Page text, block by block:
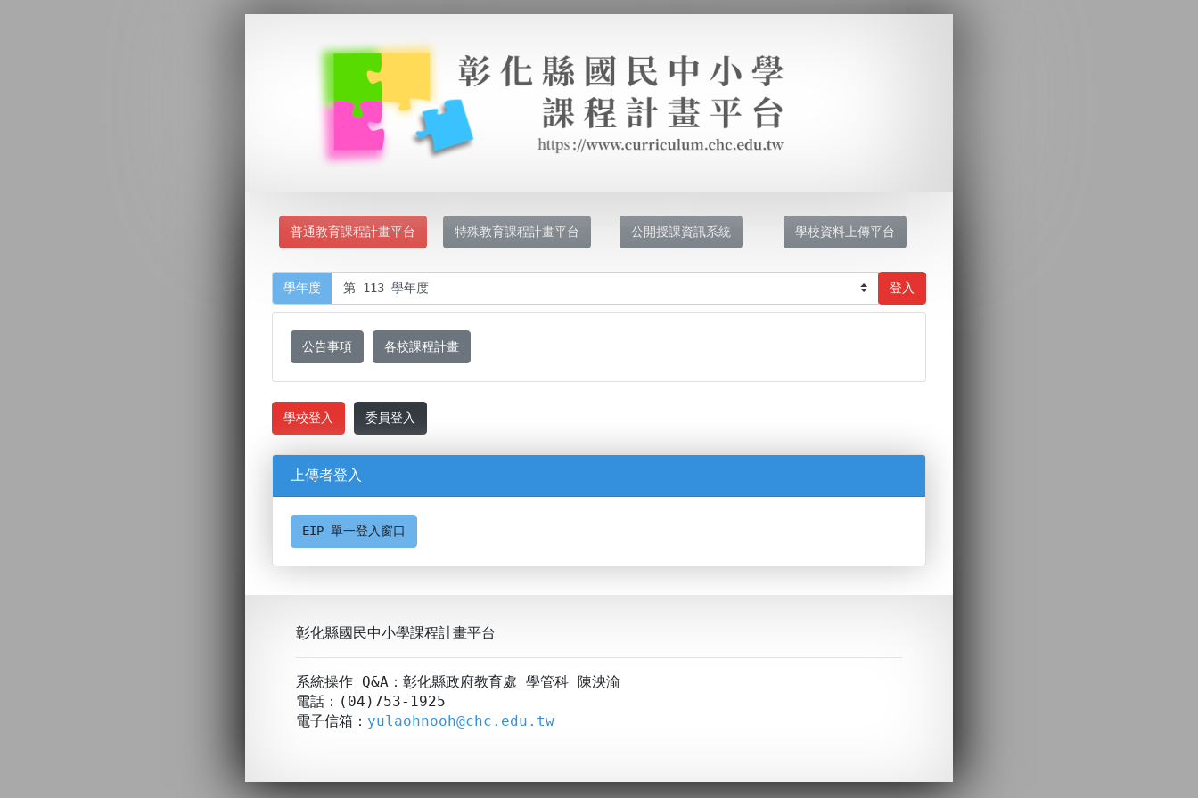
普通教育課程計畫平台 特殊教育課程計畫平台 公開授課資訊系統 學校資料上傳平台
學年度 登入
公告事項 各校課程計畫
學校登入 委員登入
上傳者登入
EIP 單一登入窗口
彰化縣國民中小學課程計畫平台
系統操作 Q&A：彰化縣政府教育處 學管科 陳泱渝
電話：(04)753-1925
電子信箱： yulaohnooh@chc.edu.tw